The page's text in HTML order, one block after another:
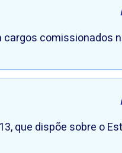
cargos comissionados
que dispõe sobre o